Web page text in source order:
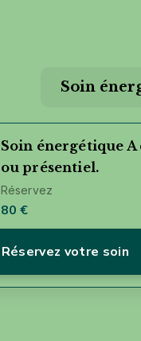
Soin
Soin énergétique A
ou présentiel.
Réservez
80 €
Réservez votre soin